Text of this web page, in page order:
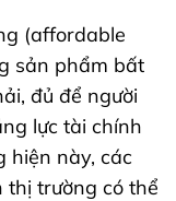
(affordable
sản phẩm bất
đủ để người
lực tài chính
hiện này, các
thị trường có thể